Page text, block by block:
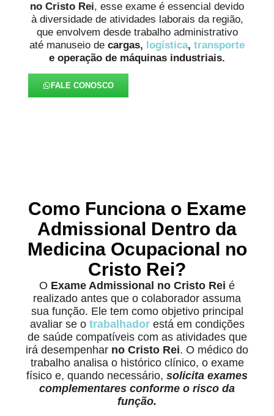
no Cristo Rei, esse exame é essencial devido
à diversidade de atividades laborais da região,
que envolvem desde trabalho administrativo
até manuseio de cargas, logística, transporte
e operação de máquinas industriais.
FALE CONOSCO
Como Funciona o Exame
Admissional Dentro da
Medicina Ocupacional no
Cristo Rei?
O Exame Admissional no Cristo Rei é
realizado antes que o colaborador assuma
sua função. Ele tem como objetivo principal
avaliar se o trabalhador está em condições
de saúde compatíveis com as atividades que
irá desempenhar no Cristo Rei. O médico do
trabalho analisa o histórico clínico, o exame
físico e, quando necessário, solicita exames
complementares conforme o risco da
função.